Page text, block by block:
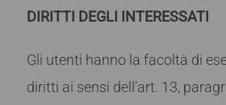
DIRITTI DEGLI INTERESSATI
Gli utenti hanno la facoltà di
diritti ai sensi dell’art. 13,